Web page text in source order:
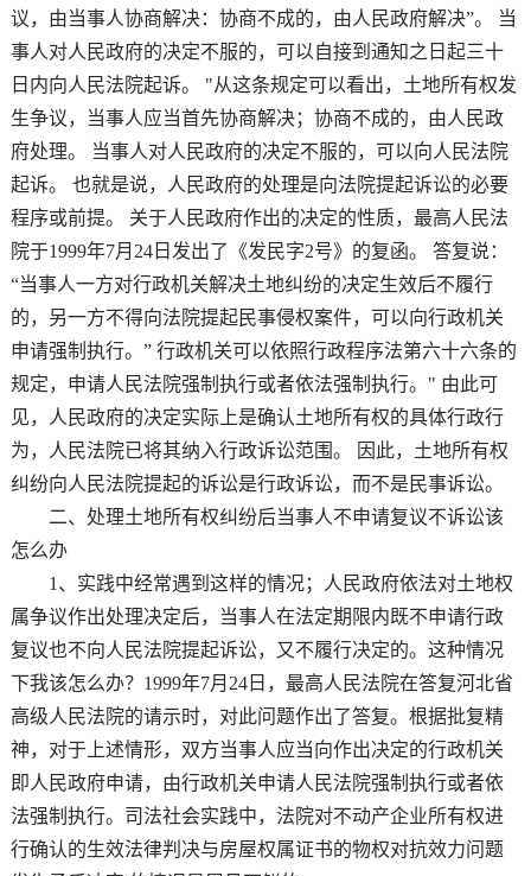
议，由当事人协商解决：协商不成的，由人民政府解决”。 当
事人对人民政府的决定不服的，可以自接到通知之日起三十
日内向人民法院起诉。 "从这条规定可以看出，土地所有权发
生争议，当事人应当首先协商解决；协商不成的，由人民政
府处理。 当事人对人民政府的决定不服的，可以向人民法院
起诉。 也就是说，人民政府的处理是向法院提起诉讼的必要
程序或前提。 关于人民政府作出的决定的性质，最高人民法
院于1999年7月24日发出了《发民字2号》的复函。 答复说：
“当事人一方对行政机关解决土地纠纷的决定生效后不履行
的，另一方不得向法院提起民事侵权案件，可以向行政机关
申请强制执行。” 行政机关可以依照行政程序法第六十六条的
规定，申请人民法院强制执行或者依法强制执行。" 由此可
见，人民政府的决定实际上是确认土地所有权的具体行政行
为，人民法院已将其纳入行政诉讼范围。 因此，土地所有权
纠纷向人民法院提起的诉讼是行政诉讼，而不是民事诉讼。
二、处理土地所有权纠纷后当事人不申请复议不诉讼该
怎么办
1、实践中经常遇到这样的情况；人民政府依法对土地权
属争议作出处理决定后，当事人在法定期限内既不申请行政
复议也不向人民法院提起诉讼，又不履行决定的。这种情况
下我该怎么办？1999年7月24日，最高人民法院在答复河北省
高级人民法院的请示时，对此问题作出了答复。根据批复精
神，对于上述情形，双方当事人应当向作出决定的行政机关
即人民政府申请，由行政机关申请人民法院强制执行或者依
法强制执行。司法社会实践中，法院对不动产企业所有权进
行确认的生效法律判决与房屋权属证书的物权对抗效力问题